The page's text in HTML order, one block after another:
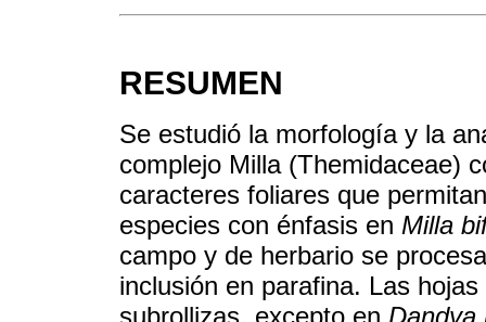
RESUMEN
Se estudió la morfología y la
complejo Milla (Themidaceae)
caracteres foliares que
especies con énfasis en Milla
campo y de herbario se
inclusión en parafina. Las
subrollizas, excepto en Dandya